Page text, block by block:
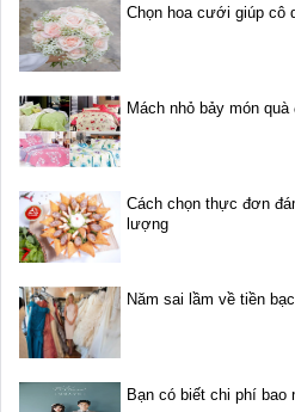
Chọn hoa cưới giúp cô
Mách nhỏ bảy món
Cách chọn thực đơn
lượng
Năm sai lầm về tiền
Bạn có biết chi phí